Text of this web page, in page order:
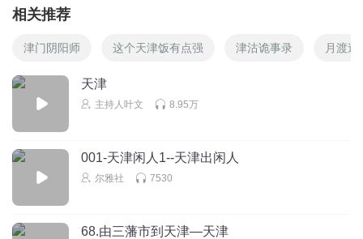
相关推荐
津门阴阳师 这个天津饭有点强 津沽诡事录 月渡迷
天津
主持人叶文 8.95万
001-天津闲人1--天津出闲人
尔雅社 7530
68.由三藩市到天津—天津